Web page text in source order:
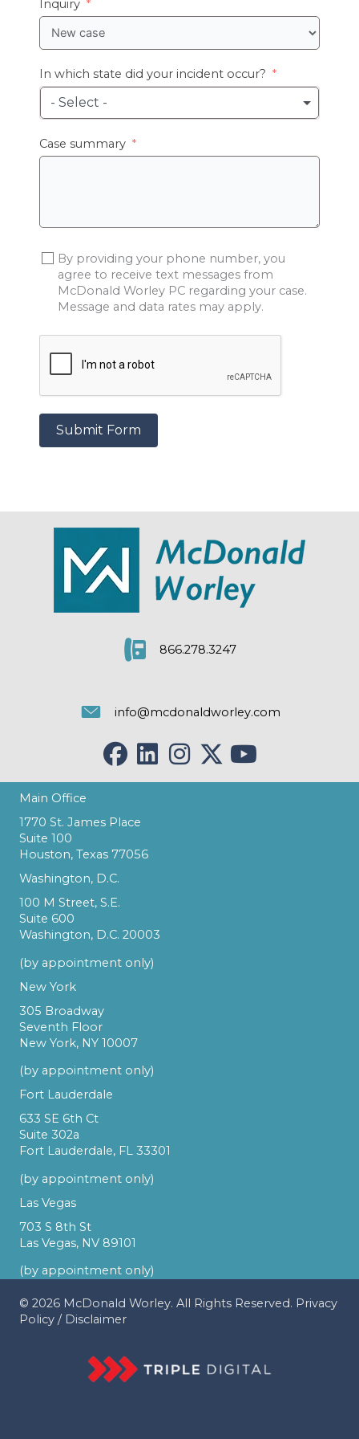
Inquiry
In which state did your incident occur?
- Select -
Case summary
By providing your phone number, you
agree to receive text messages from
McDonald Worley PC regarding your case.
Message and data rates may apply.
Submit Form
866.278.3247
info@mcdonaldworley.com
Main Office
1770 St. James Place
Suite 100
Houston, Texas 77056
Washington, D.C.
100 M Street, S.E.
Suite 600
Washington, D.C. 20003
(by appointment only)
New York
305 Broadway
Seventh Floor
New York, NY 10007
(by appointment only)
Fort Lauderdale
633 SE 6th Ct
Suite 302a
Fort Lauderdale, FL 33301
(by appointment only)
Las Vegas
703 S 8th St
Las Vegas, NV 89101
(by appointment only)
© 2026 McDonald Worley. All Rights Reserved. Privacy
Policy / Disclaimer